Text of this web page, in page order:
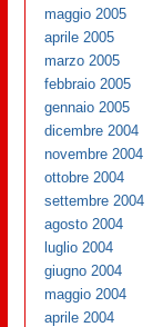
maggio 2005
aprile 2005
marzo 2005
febbraio 2005
gennaio 2005
dicembre 2004
novembre 2004
ottobre 2004
settembre 2004
agosto 2004
luglio 2004
giugno 2004
maggio 2004
aprile 2004